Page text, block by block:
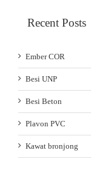
Recent Posts
Ember COR
Besi UNP
Besi Beton
Plavon PVC
Kawat bronjong